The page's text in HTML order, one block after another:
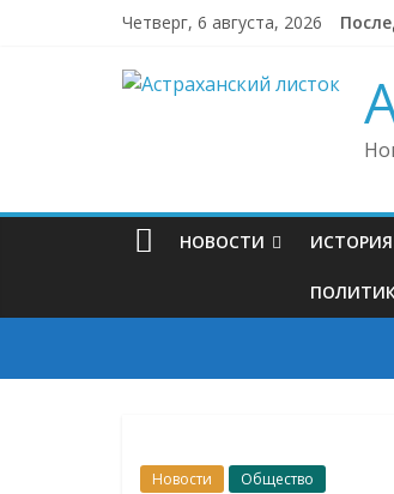
Четверг, 6 августа, 2026
НОВОСТИ ИСТОРИЯ
Новости Общество